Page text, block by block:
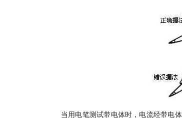
当用电笔测试带电体时，电流经带电